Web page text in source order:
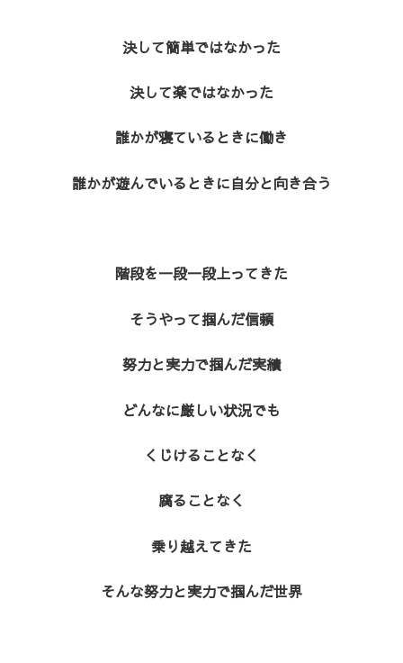
決して簡単ではなかった
決して楽ではなかった
誰かが寝ているときに働き
誰かが遊んでいるときに自分と向き合う
階段を一段一段上ってきた
そうやって掴んだ信頼
努力と実力で掴んだ実績
どんなに厳しい状況でも
くじけることなく
腐ることなく
乗り越えてきた
そんな努力と実力で掴んだ世界